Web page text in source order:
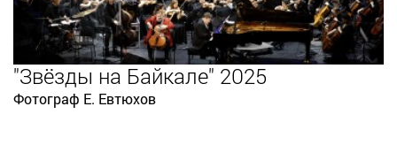
"Звёзды на Байкале" 2025
Фотограф Е. Евтюхов